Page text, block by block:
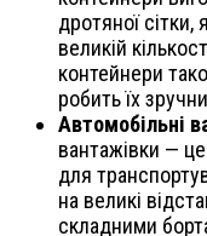
дротяної сітки,
великій
контейнери
робить їх
Автомобільні
вантажівки —
для
на великі
складними